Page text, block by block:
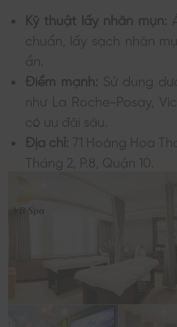
Kỹ thuật lấy nhân mụn:
chuẩn, lấy sạch nhân
ẩn.
Điểm mạnh: Sử dụng
như La Roche-Posay,
có ưu đãi sâu.
Địa chỉ: 71 Hoàng Hoa
Tháng 2, P.8, Quận 10.